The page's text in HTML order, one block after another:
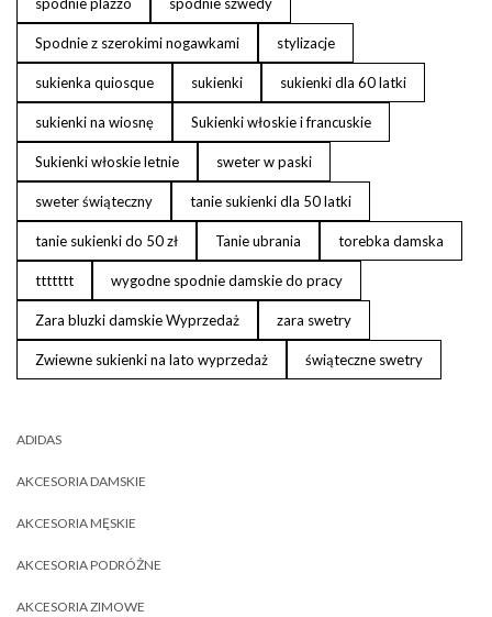
Spodnie z szerokimi nogawkami stylizacje
sukienka quiosque sukienki sukienki dla 60 latki
sukienki na wiosnę Sukienki włoskie i francuskie
Sukienki włoskie letnie sweter w paski
sweter świąteczny tanie sukienki dla 50 latki
tanie sukienki do 50 zł Tanie ubrania torebka damska
ttttttt wygodne spodnie damskie do pracy
Zara bluzki damskie Wyprzedaż zara swetry
Zwiewne sukienki na lato wyprzedaż świąteczne swetry
ADIDAS
AKCESORIA DAMSKIE
AKCESORIA MĘSKIE
AKCESORIA PODRÓŻNE
AKCESORIA ZIMOWE